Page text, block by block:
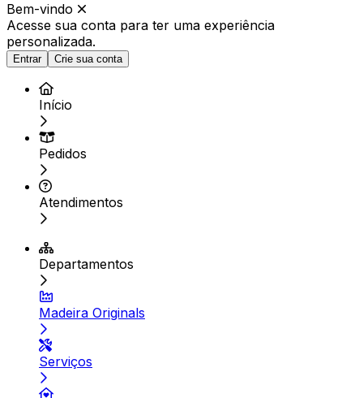
Bem-vindo
Acesse sua conta para ter uma experiência
personalizada.
Entrar Crie sua conta
Início
Pedidos
Atendimentos
Departamentos
Madeira Originals
Serviços